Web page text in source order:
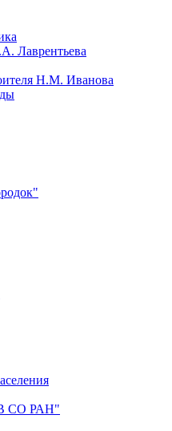
Лаврентьева
Н.М. Иванова
СО РАН"